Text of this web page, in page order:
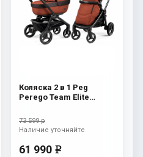
Коляска 2 в 1 Peg
Perego Team Elite
73 599 р
61 990 e
Наличие уточняйте